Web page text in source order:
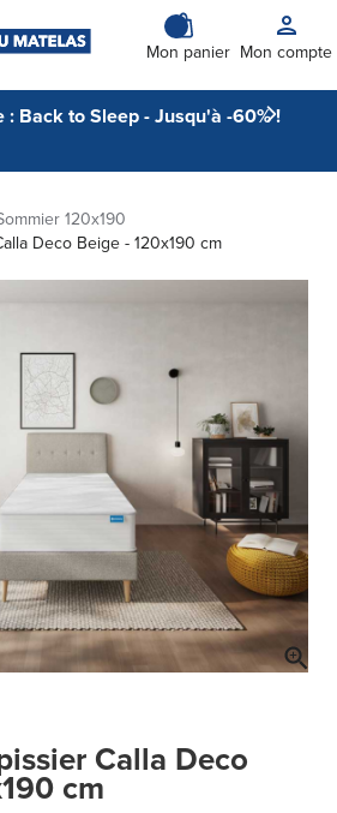
Mon panier Mon compte
Back to Sleep - Jusqu'à -60% !
120x190
Deco Beige - 120x190 cm
Calla Deco
cm